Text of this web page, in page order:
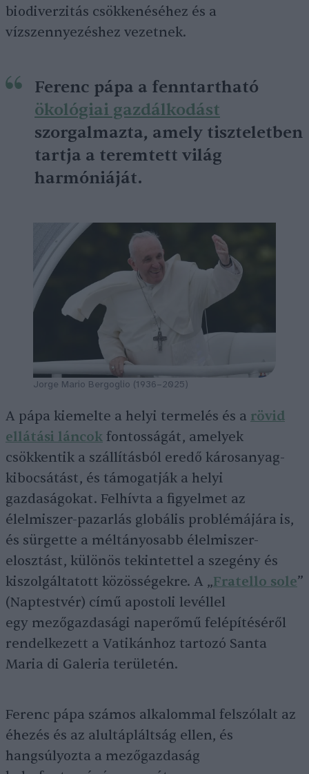
biodiverzitás csökkenéséhez és a
vízszennyezéshez vezetnek.
Ferenc pápa a fenntartható
ökológiai gazdálkodást
szorgalmazta, amely tiszteletben
tartja a teremtett világ
harmóniáját.
Jorge Mario Bergoglio (1936–2025)
A pápa kiemelte a helyi termelés és a rövid
ellátási láncok fontosságát, amelyek
csökkentik a szállításból eredő károsanyag-
kibocsátást, és támogatják a helyi
gazdaságokat. Felhívta a figyelmet az
élelmiszer-pazarlás globális problémájára is,
és sürgette a méltányosabb élelmiszer-
elosztást, különös tekintettel a szegény és
kiszolgáltatott közösségekre. A „Fratello sole”
(Naptestvér) című apostoli levéllel
egy mezőgazdasági naperőmű felépítéséről
rendelkezett a Vatikánhoz tartozó Santa
Maria di Galeria területén.
Ferenc pápa számos alkalommal felszólalt az
éhezés és az alultápláltság ellen, és
hangsúlyozta a mezőgazdaság